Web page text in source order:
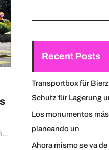
Recent Posts
Transportbox für
Schutz für Lagerung
Los monumentos
planeando un
Ahora mismo se va